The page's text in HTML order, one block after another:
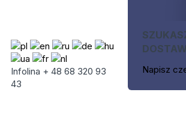
Infolina + 48 68 320 93
43
Napisz